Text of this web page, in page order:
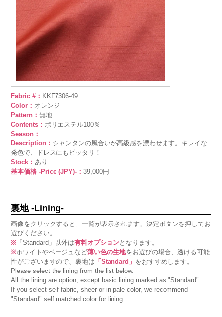
Fabric #： KKF7306-49
Color： オレンジ
Pattern：無地
Contents：ポリエステル100％
Season：
Description： シャンタンの風合いが高級感を漂わせます。キレイな
発色で、ドレスにもピッタリ！
Stock：あり
基本価格 -Price (JPY)-：39,000円
裏地 -Lining-
画像をクリックすると、一覧が表示されます。決定ボタンを押してお
選びください。
※ 「Standard」以外は有料オプションとなります。
※ホワイトやベージュなど薄い色の生地をお選びの場合、透ける可能
性がございますので、裏地は 「Standard」 をおすすめします。
Please select the lining from the list below.
All the lining are option, except basic lining marked as "Standard".
If you select self fabric, sheer or in pale color, we recommend
"Standard" self matched color for lining.